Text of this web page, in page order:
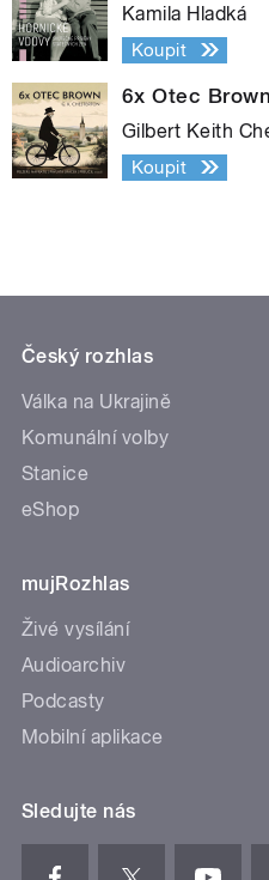
Kamila Hladká
Koupit
6x Otec Brown
Gilbert Keith
Koupit
Český rozhlas
Válka na Ukrajině
Komunální volby
Stanice
eShop
mujRozhlas
Živé vysílání
Audioarchiv
Podcasty
Mobilní aplikace
Sledujte nás